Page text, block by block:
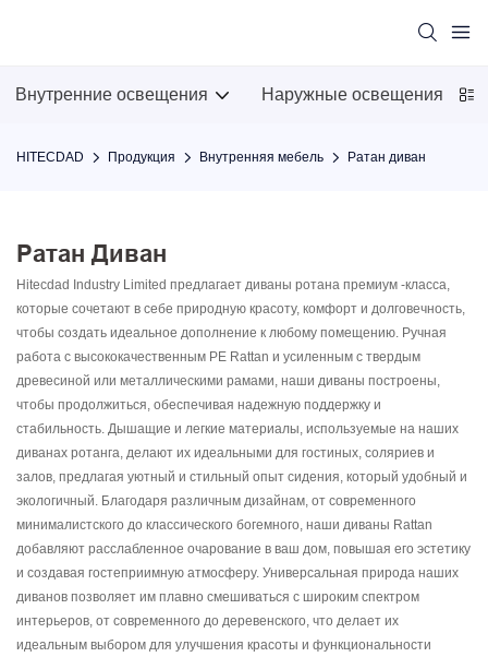
Внутренние освещения Наружные освещения
HITECDAD Продукция Внутренняя мебель Ратан диван
Ратан Диван
Hitecdad Industry Limited предлагает диваны ротана премиум -класса,
которые сочетают в себе природную красоту, комфорт и долговечность,
чтобы создать идеальное дополнение к любому помещению. Ручная
работа с высококачественным PE Rattan и усиленным с твердым
древесиной или металлическими рамами, наши диваны построены,
чтобы продолжиться, обеспечивая надежную поддержку и
стабильность. Дышащие и легкие материалы, используемые на наших
диванах ротанга, делают их идеальными для гостиных, соляриев и
залов, предлагая уютный и стильный опыт сидения, который удобный и
экологичный. Благодаря различным дизайнам, от современного
минималистского до классического богемного, наши диваны Rattan
добавляют расслабленное очарование в ваш дом, повышая его эстетику
и создавая гостеприимную атмосферу. Универсальная природа наших
диванов позволяет им плавно смешиваться с широким спектром
интерьеров, от современного до деревенского, что делает их
идеальным выбором для улучшения красоты и функциональности